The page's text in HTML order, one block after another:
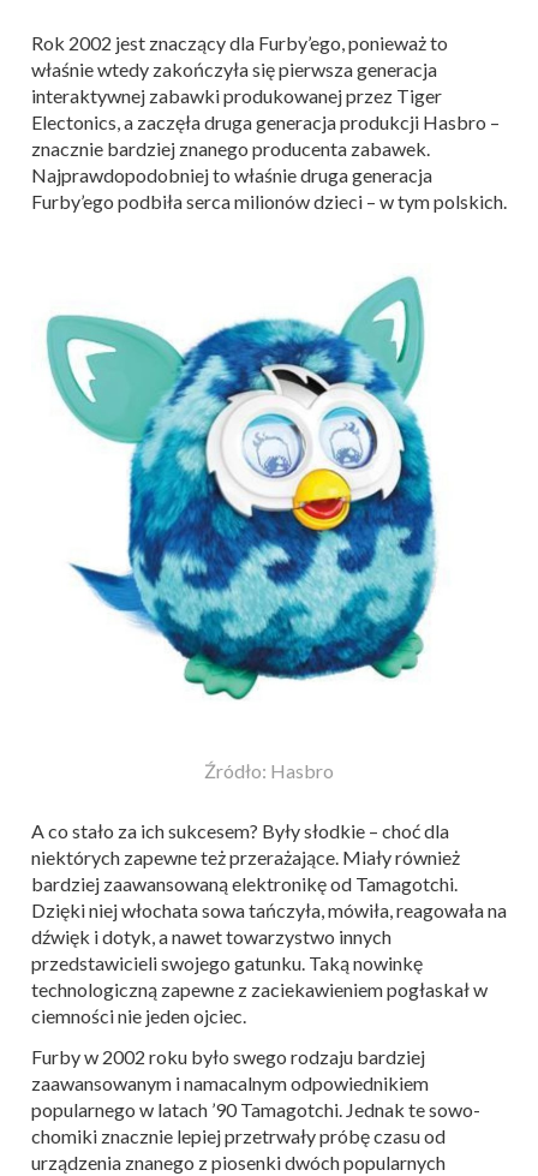
Rok 2002 jest znaczący dla Furby’ego, ponieważ to
właśnie wtedy zakończyła się pierwsza generacja
interaktywnej zabawki produkowanej przez Tiger
Electonics, a zaczęła druga generacja produkcji Hasbro –
znacznie bardziej znanego producenta zabawek.
Najprawdopodobniej to właśnie druga generacja
Furby’ego podbiła serca milionów dzieci – w tym polskich.
Źródło: Hasbro
A co stało za ich sukcesem? Były słodkie – choć dla
niektórych zapewne też przerażające. Miały również
bardziej zaawansowaną elektronikę od Tamagotchi.
Dzięki niej włochata sowa tańczyła, mówiła, reagowała na
dźwięk i dotyk, a nawet towarzystwo innych
przedstawicieli swojego gatunku. Taką nowinkę
technologiczną zapewne z zaciekawieniem pogłaskał w
ciemności nie jeden ojciec.
Furby w 2002 roku było swego rodzaju bardziej
zaawansowanym i namacalnym odpowiednikiem
popularnego w latach ’90 Tamagotchi. Jednak te sowo-
chomiki znacznie lepiej przetrwały próbę czasu od
urządzenia znanego z piosenki dwóch popularnych